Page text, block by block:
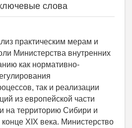
слова
практическим мерам и
Министерства внутренних
как нормативно-
так и реализации
из европейской части
на территорию Сибири и
XIX века. Министерство